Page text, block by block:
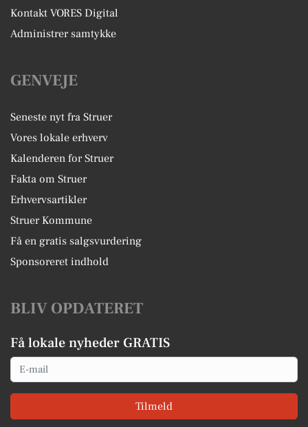
Kontakt VORES Digital
Administrer samtykke
GENVEJE
Seneste nyt fra Struer
Vores lokale erhverv
Kalenderen for Struer
Fakta om Struer
Erhvervsartikler
Struer Kommune
Få en gratis salgsvurdering
Sponsoreret indhold
BLIV OPDATERET
Få lokale nyheder GRATIS
Email
Tilmeld